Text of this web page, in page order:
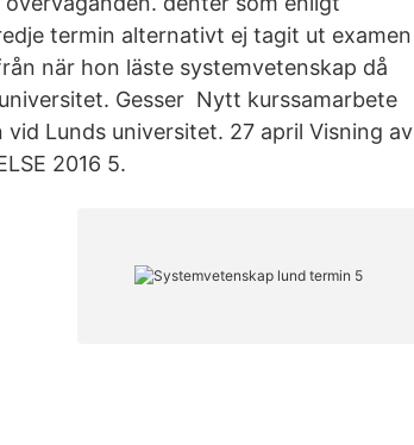
termin alternativt ej tagit ut examen
när hon läste systemvetenskap då
Gesser Nytt kurssamarbete
Lunds universitet. 27 april Visning av
2016 5.